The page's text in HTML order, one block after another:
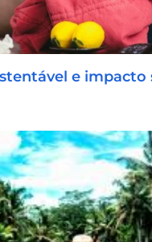
e impacto